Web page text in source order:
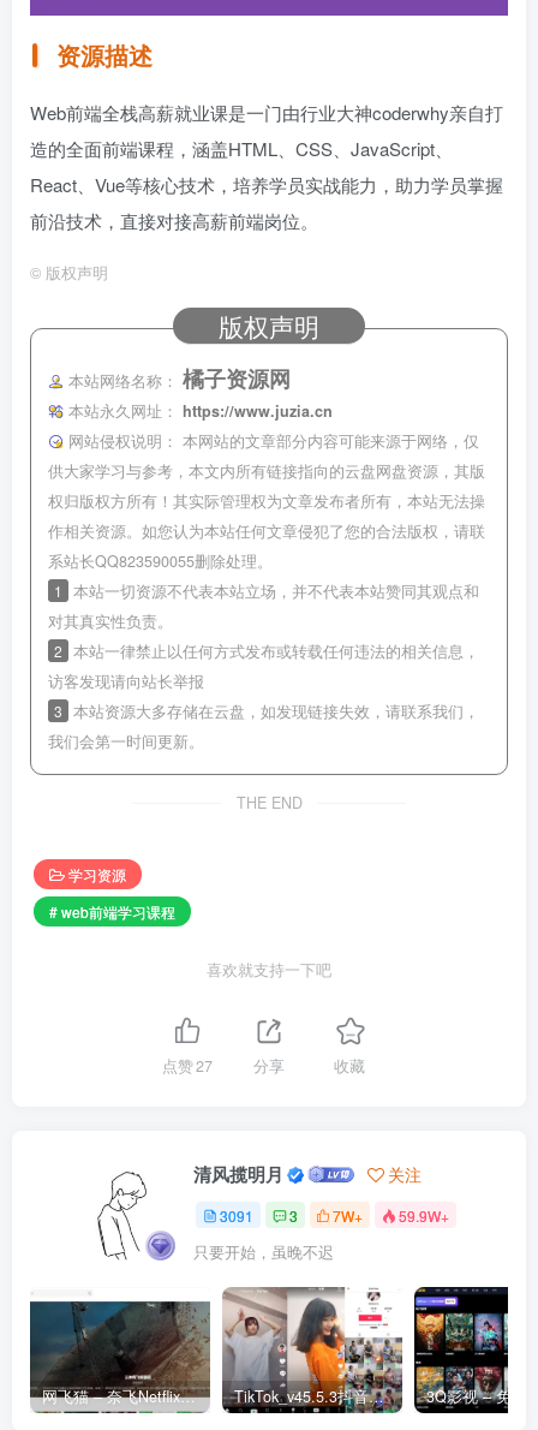
资源描述
Web前端全栈高薪就业课是一门由行业大神coderwhy亲自打
造的全面前端课程，涵盖HTML、CSS、JavaScript、
React、Vue等核心技术，培养学员实战能力，助力学员掌握
前沿技术，直接对接高薪前端岗位。
© 版权声明
版权声明
本站网络名称： 橘子资源网
本站永久网址：
https://www.juzia.cn
网站侵权说明： 本网站的文章部分内容可能来源于网络，仅
供大家学习与参考，本文内所有链接指向的云盘网盘资源，其版
权归版权方所有！其实际管理权为文章发布者所有，本站无法操
作相关资源。如您认为本站任何文章侵犯了您的合法版权，请联
系站长QQ823590055删除处理。
1
本站一切资源不代表本站立场，并不代表本站赞同其观点和
对其真实性负责。
2 本站一律禁止以任何方式发布或转载任何违法的相关信息，
访客发现请向站长举报
3 本站资源大多存储在云盘，如发现链接失效，请联系我们，
我们会第一时间更新。
THE END
学习资源
# web前端学习课程
喜欢就支持一下吧
点赞27 分享 收藏
清风揽明月 关注
3091 3 7W+ 59.9W+
只要开始，虽晚不迟
网飞猫 – 奈飞Netflix免费看 TikTok_v45.5.3抖音国际版_免拔卡解锁全球版